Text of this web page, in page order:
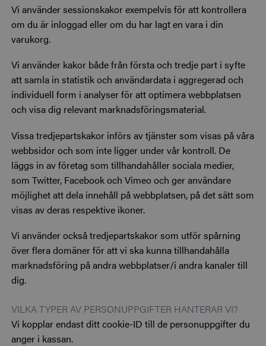
Vi använder sessionskakor exempelvis för att kontrollera
om du är inloggad eller om du har lagt en vara i din
varukorg.
Vi använder kakor både från första och tredje part i syfte
att samla in statistik och användardata i aggregerad och
individuell form i analyser för att optimera webbplatsen
och visa dig relevant marknadsföringsmaterial.
Vissa tredjepartskakor införs av tjänster som visas på våra
webbsidor och som inte ligger under vår kontroll. De
läggs in av företag som tillhandahåller sociala medier,
som Twitter, Facebook och Vimeo och ger användare
möjlighet att dela innehåll på webbplatsen, på det sätt som
visas av deras respektive ikoner.
Vi använder också tredjepartskakor som utför spårning
över flera domäner för att vi ska kunna tillhandahålla
marknadsföring på andra webbplatser/i andra kanaler till
dig.
VILKA TYPER AV PERSONUPPGIFTER HANTERAR VI?
Vi kopplar endast ditt cookie-ID till de personuppgifter du
anger i kassan.